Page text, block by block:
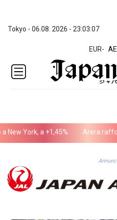
Tokyo - 06.08. 2026 - 23:03:07
EUR-
York, a +1,45% Arera